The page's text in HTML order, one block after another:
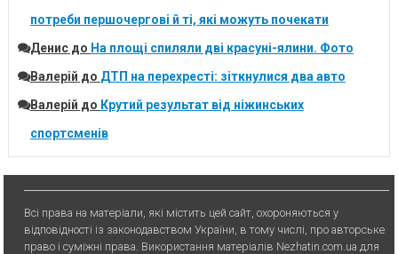
потреби першочергові й ті, які можуть почекати
Денисдо На площі спиляли дві красуні-ялини. Фото
Валерій до ДТП на перехресті: зіткнулися два авто
Валерій до Крутий результат від ніжинських
спортсменів
Всі права на матеріали, які містить цей сайт, охороняються у
відповідності із законодавством України, в тому числі, про авторське
право і суміжні права. Використання матерiалiв Nezhatin.com.ua для